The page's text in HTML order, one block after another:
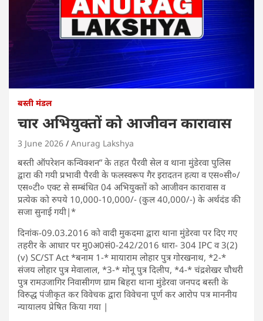
बस्ती मंडल
चार अभियुक्तों को आजीवन कारावास
3 June 2026 Anurag Lakshya
बस्ती ऑपरेशन कन्विक्शन” के तहत पैरवी सेल व थाना मुंडेरवा पुलिस
द्वारा की गयी प्रभावी पैरवी के फलस्वरूप गैर इरादतन हत्या व एस०सी०/
एस०टी० एक्ट से सम्बंधित 04 अभियुक्तों को आजीवन कारावास व
प्रत्येक को रुपये 10,000-10,000/- (कुल 40,000/-) के अर्थदंड की
सजा सुनाई गयी|*
दिनांक-09.03.2016 को वादी मुकदमा द्वारा थाना मुंडेरवा पर दिए गए
तहरीर के आधार पर मु0अ0सं0-242/2016 धारा- 304 IPC व 3(2)
(v) SC/ST Act *बनाम 1-* मायाराम लोहार पुत्र गोरखनाथ, *2-*
संजय लोहार पुत्र मेवालाल, *3-* मोनू पुत्र दिलीप, *4-* चंद्रशेखर चौधरी
पुत्र रामउजागिर निवासीगण ग्राम बिहरा थाना मुंडेरवा जनपद बस्ती के
विरुद्ध पंजीकृत कर विवेचक द्वारा विवेचना पूर्ण कर आरोप पत्र माननीय
न्यायालय प्रेषित किया गया |